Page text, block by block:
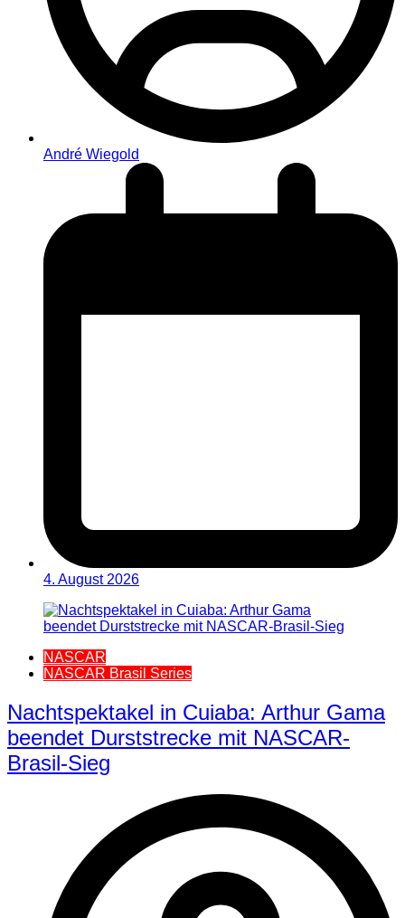
André Wiegold
4. August 2026
NASCAR
NASCAR Brasil Series
Nachtspektakel in Cuiaba: Arthur Gama
beendet Durststrecke mit NASCAR-
Brasil-Sieg